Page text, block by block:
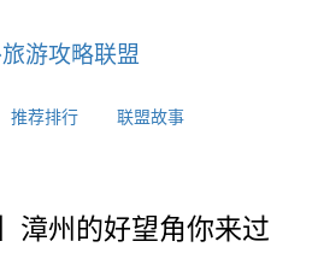
游攻略联盟
推荐排行 联盟故事
漳州的好望角你来过